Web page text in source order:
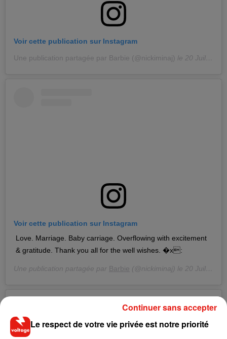
Voir cette publication sur Instagram
Une publication partagée par Barbie (@nickiminaj) le 20 Juil. 2020 à 7 :43 PDT
Voir cette publication sur Instagram
Love. Marriage. Baby carriage. Overflowing with excitement
& gratitude. Thank you all for the well wishes. �x:
Une publication partagée par Barbie (@nickiminaj) le 20 Juil. 2020 à 8 :08 PDT
Le respect de votre vie privée est notre priorité
Continuer sans accepter